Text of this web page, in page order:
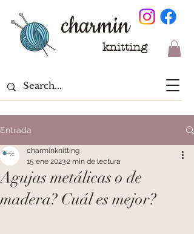
charmin
knitting
Entrada
Agujas metálicas o de
madera? Cuál es mejor?
charminknitting
15 ene 20232 min de lectura